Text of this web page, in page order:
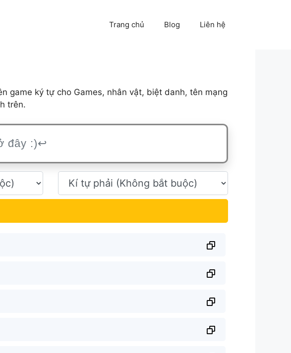
Trang chủ Blog Liên hệ
game ký tự cho Games, nhân vật, biệt danh, tên mạng
trên.